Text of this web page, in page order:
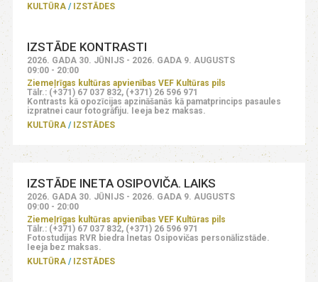
KULTŪRA
IZSTĀDES
IZSTĀDE KONTRASTI
2026. GADA 30. JŪNIJS - 2026. GADA 9. AUGUSTS
09:00 - 20:00
Ziemeļrīgas kultūras apvienības VEF Kultūras pils
Tālr.: (+371) 67 037 832, (+371) 26 596 971
Kontrasts kā opozīcijas apzināšanās kā pamatprincips pasaules
izpratnei caur fotogrāfiju. Ieeja bez maksas.
KULTŪRA
IZSTĀDES
IZSTĀDE INETA OSIPOVIČA. LAIKS
2026. GADA 30. JŪNIJS - 2026. GADA 9. AUGUSTS
09:00 - 20:00
Ziemeļrīgas kultūras apvienības VEF Kultūras pils
Tālr.: (+371) 67 037 832, (+371) 26 596 971
Fotostudijas RVR biedra Inetas Osipovičas personālizstāde.
Ieeja bez maksas.
KULTŪRA
IZSTĀDES